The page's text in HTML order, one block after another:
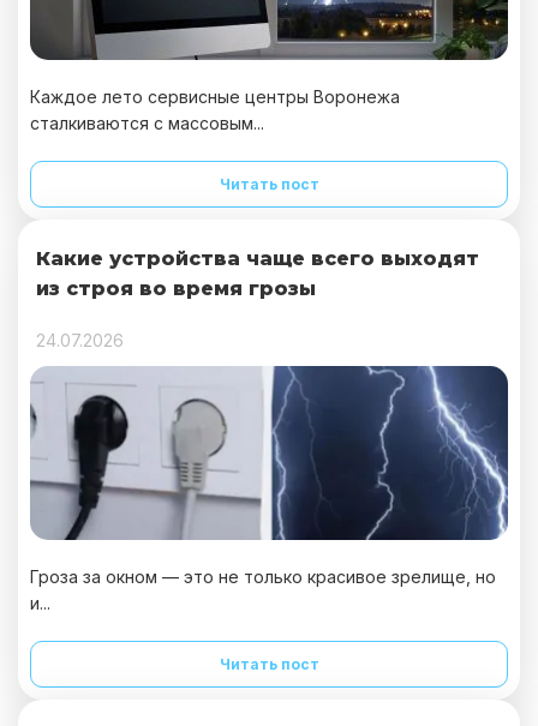
Каждое лето сервисные центры Воронежа
сталкиваются с массовым...
Читать пост
Какие устройства чаще всего выходят
из строя во время грозы
24.07.2026
Гроза за окном — это не только красивое зрелище, но
и...
Читать пост